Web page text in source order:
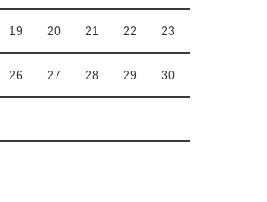
19 20 21 22 23
26 27 28 29 30